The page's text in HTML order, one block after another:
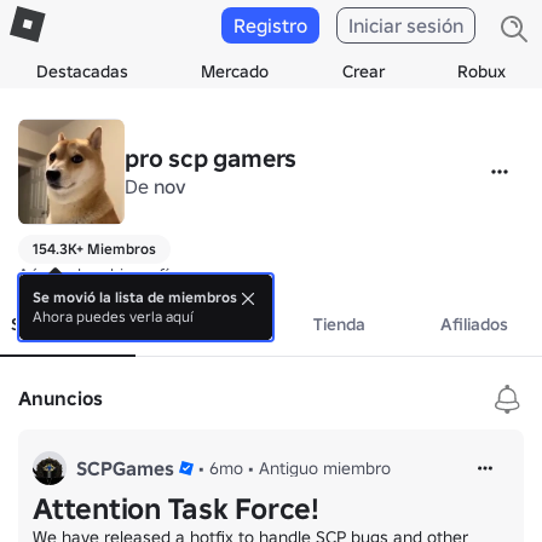
Destacadas Mercado Crear Robux
Registro Iniciar sesión
pro scp gamers
De nov
154.3K+ Miembros
Aún no hay biografía.
Sobre el grupo Eventos Tienda Afiliados
Anuncios
SCPGames • 6mo • Antiguo miembro
Attention Task Force!
We have released a hotfix to handle SCP bugs and other
Se movió la lista de miembros
Ahora puedes verla aquí